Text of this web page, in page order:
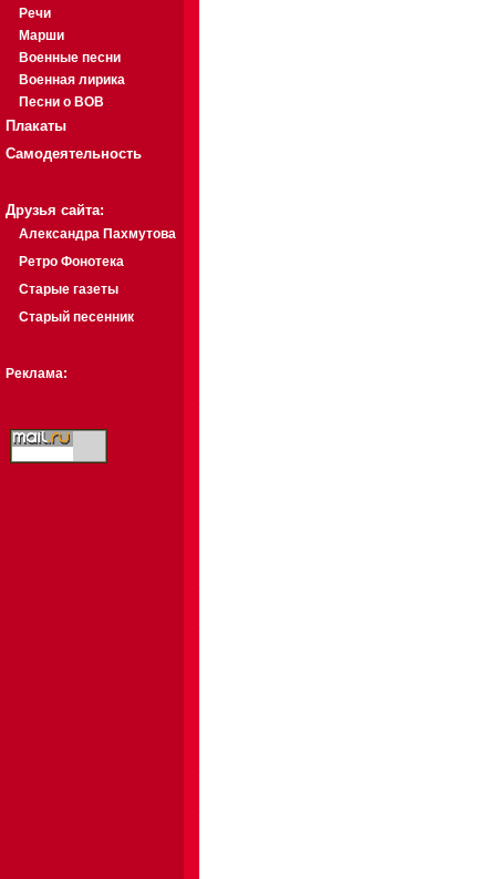
Речи
Марши
Военные песни
Военная лирика
Песни о ВОВ
Плакаты
Самодеятельность
Друзья сайта:
Александра Пахмутова
Ретро Фонотека
Старые газеты
Старый песенник
Реклама: